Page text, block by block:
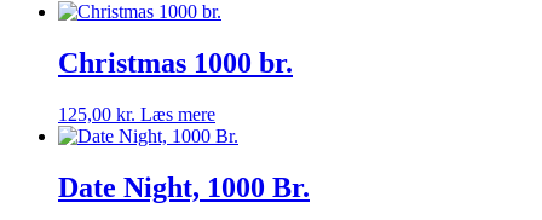
Christmas 1000 br.
125,00 kr. Læs mere
Date Night, 1000 Br.